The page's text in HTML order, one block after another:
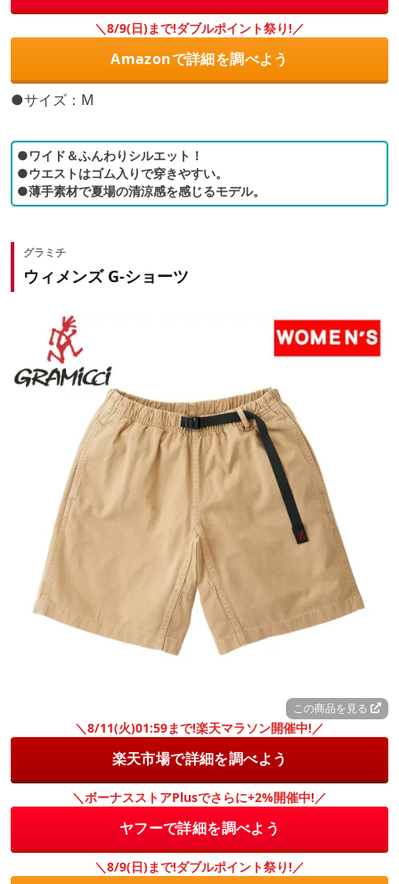
＼8/9(日)まで!ダブルポイント祭り!／
Amazonで詳細を調べよう
●サイズ：M
●ワイド＆ふんわりシルエット！
●ウエストはゴム入りで穿きやすい。
●薄手素材で夏場の清涼感を感じるモデル。
グラミチ
ウィメンズ G-ショーツ
この商品を見る
＼8/11(火)01:59まで!楽天マラソン開催中!／
楽天市場で詳細を調べよう
＼ボーナスストアPlusでさらに+2%開催中!／
ヤフーで詳細を調べよう
＼8/9(日)まで!ダブルポイント祭り!／